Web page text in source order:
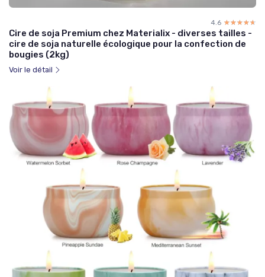
4.6 ☆☆☆☆☆
★★★★★
Cire de soja Premium chez Materialix - diverses tailles -
cire de soja naturelle écologique pour la confection de
bougies (2kg)
Voir le détail